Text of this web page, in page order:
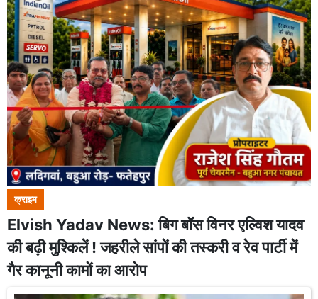
क्राइम
Elvish Yadav News: बिग बॉस विनर एल्विश यादव
की बढ़ी मुश्किलें ! जहरीले सांपों की तस्करी व रेव पार्टी में
गैर कानूनी कामों का आरोप